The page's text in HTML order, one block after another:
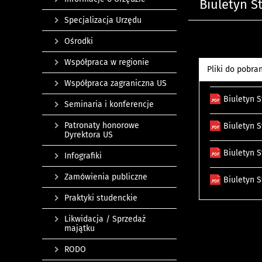
Biuletyn
Pliki do
Biuletyn
Biuletyn
Biuletyn
Biuletyn
Specjalizacja Urzędu
Ośrodki
Współpraca w regionie
Współpraca zagraniczna US
Seminaria i konferencje
Patronaty honorowe
Dyrektora US
Infografiki
Zamówienia publiczne
Praktyki studenckie
Likwidacja / Sprzedaż
majątku
RODO